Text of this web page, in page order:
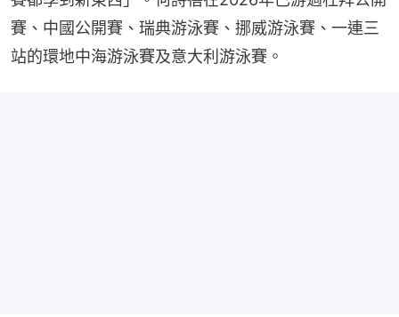
賽、中國公開賽、瑞典游泳賽、挪威游泳賽、一連三
站的環地中海游泳賽及意大利游泳賽。